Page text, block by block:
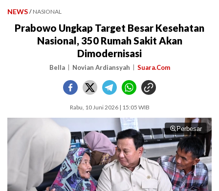
NEWS / NASIONAL
Prabowo Ungkap Target Besar Kesehatan
Nasional, 350 Rumah Sakit Akan
Dimodernisasi
Bella Novian Ardiansyah Suara.Com
Rabu, 10 Juni 2026 | 15:05 WIB
Perbesar